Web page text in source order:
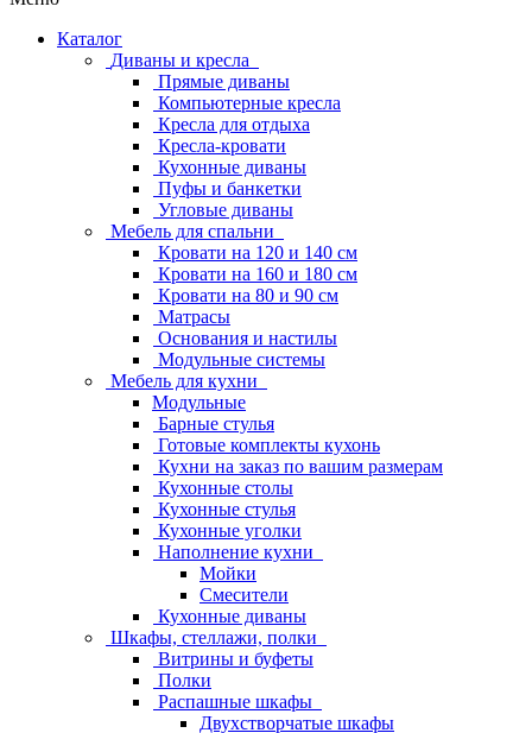
Каталог
Диваны и кресла
Прямые диваны
Компьютерные кресла
Кресла для отдыха
Кресла-кровати
Кухонные диваны
Пуфы и банкетки
Угловые диваны
Мебель для спальни
Кровати на 120 и 140 см
Кровати на 160 и 180 см
Кровати на 80 и 90 см
Матрасы
Основания и настилы
Модульные системы
Мебель для кухни
Модульные
Барные стулья
Готовые комплекты кухонь
Кухни на заказ по вашим размерам
Кухонные столы
Кухонные стулья
Кухонные уголки
Наполнение кухни
Мойки
Смесители
Кухонные диваны
Шкафы, стеллажи, полки
Витрины и буфеты
Полки
Распашные шкафы
Двухстворчатые шкафы